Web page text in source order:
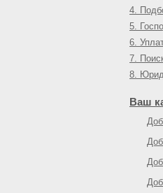
4.
5.
6.
7.
8.
Ваш